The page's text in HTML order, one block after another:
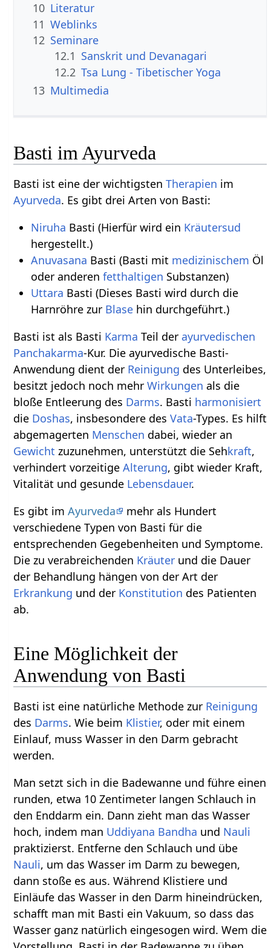
10 Literatur
11 Weblinks
12 Seminare
12.1 Sanskrit und Devanagari
12.2 Tsa Lung - Tibetischer Yoga
13 Multimedia
Basti im Ayurveda
Basti ist eine der wichtigstenTherapien im
Ayurveda. Es gibt drei Arten von Basti:
Niruha Basti (Hierfür wird ein Kräutersud
hergestellt.)
Anuvasana Basti (Basti mit medizinischem Öl
oder anderen fetthaltigen Substanzen)
Uttara Basti (Dieses Basti wird durch die
Harnröhre zur Blasehin durchgeführt.)
Basti ist als Basti Karma Teil der ayurvedischen
Panchakarma-Kur. Die ayurvedische Basti-
Anwendung dient der Reinigung des Unterleibes,
besitzt jedoch noch mehrWirkungen als die
bloße Entleerung des Darms. Basti harmonisiert
die Doshas, insbesondere desVata-Types. Es hilft
abgemagerten Menschen dabei, wieder an
Gewicht zuzunehmen, unterstützt die Sehkraft,
verhindert vorzeitigeAlterung, gibt wieder Kraft,
Vitalität und gesunde Lebensdauer.
Es gibt imAyurveda
mehr als Hundert
verschiedene Typen von Basti für die
entsprechenden Gegebenheiten und Symptome.
Die zu verabreichenden Kräuter und die Dauer
der Behandlung hängen von der Art der
Erkrankung und der Konstitution des Patienten
ab.
Eine Möglichkeit der
Anwendung von Basti
Basti ist eine natürliche Methode zur Reinigung
des Darms. Wie beim Klistier, oder mit einem
Einlauf, muss Wasser in den Darm gebracht
werden.
Man setzt sich in die Badewanne und führe einen
runden, etwa 10 Zentimeter langen Schlauch in
den Enddarm ein. Dann zieht man das Wasser
hoch, indem man Uddiyana Bandha und Nauli
praktizierst. Entferne den Schlauch und übe
Nauli, um das Wasser im Darm zu bewegen,
dann stoße es aus. Während Klistiere und
Einläufe das Wasser in den Darm hineindrücken,
schafft man mit Basti ein Vakuum, so dass das
Wasser ganz natürlich eingesogen wird. Wem die